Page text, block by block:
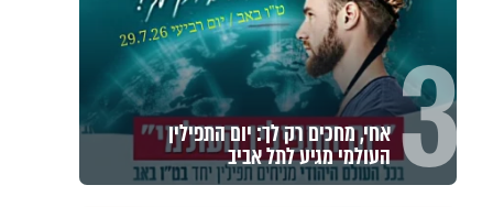
3 אחי, מחכים רק לך: יום התפילין
העולמי מגיע לתל אביב